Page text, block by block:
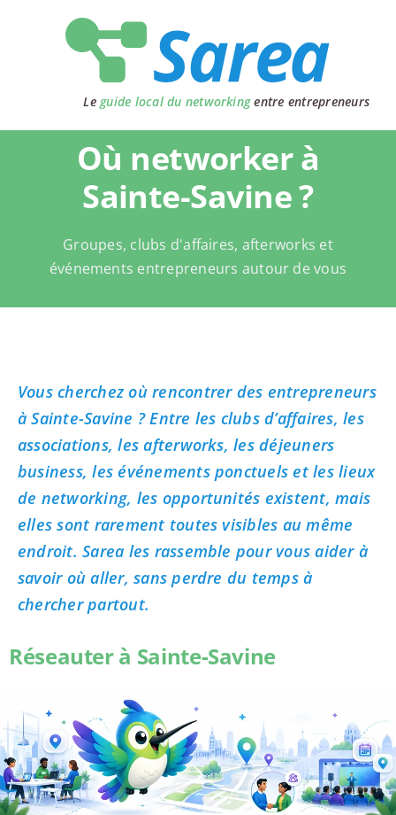
Le guide local du networkingentre entrepreneurs
Où networker à
Sainte-Savine ?
Groupes, clubs d'affaires, afterworks et
événements entrepreneurs autour de vous
Vous cherchez où rencontrer des entrepreneurs
à Sainte-Savine ? Entre les clubs d’affaires, les
associations, les afterworks, les déjeuners
business, les événements ponctuels et les lieux
de networking, les opportunités existent, mais
elles sont rarement toutes visibles au même
endroit. Sarea les rassemble pour vous aider à
savoir où aller, sans perdre du temps à
chercher partout.
Réseauter à Sainte-Savine